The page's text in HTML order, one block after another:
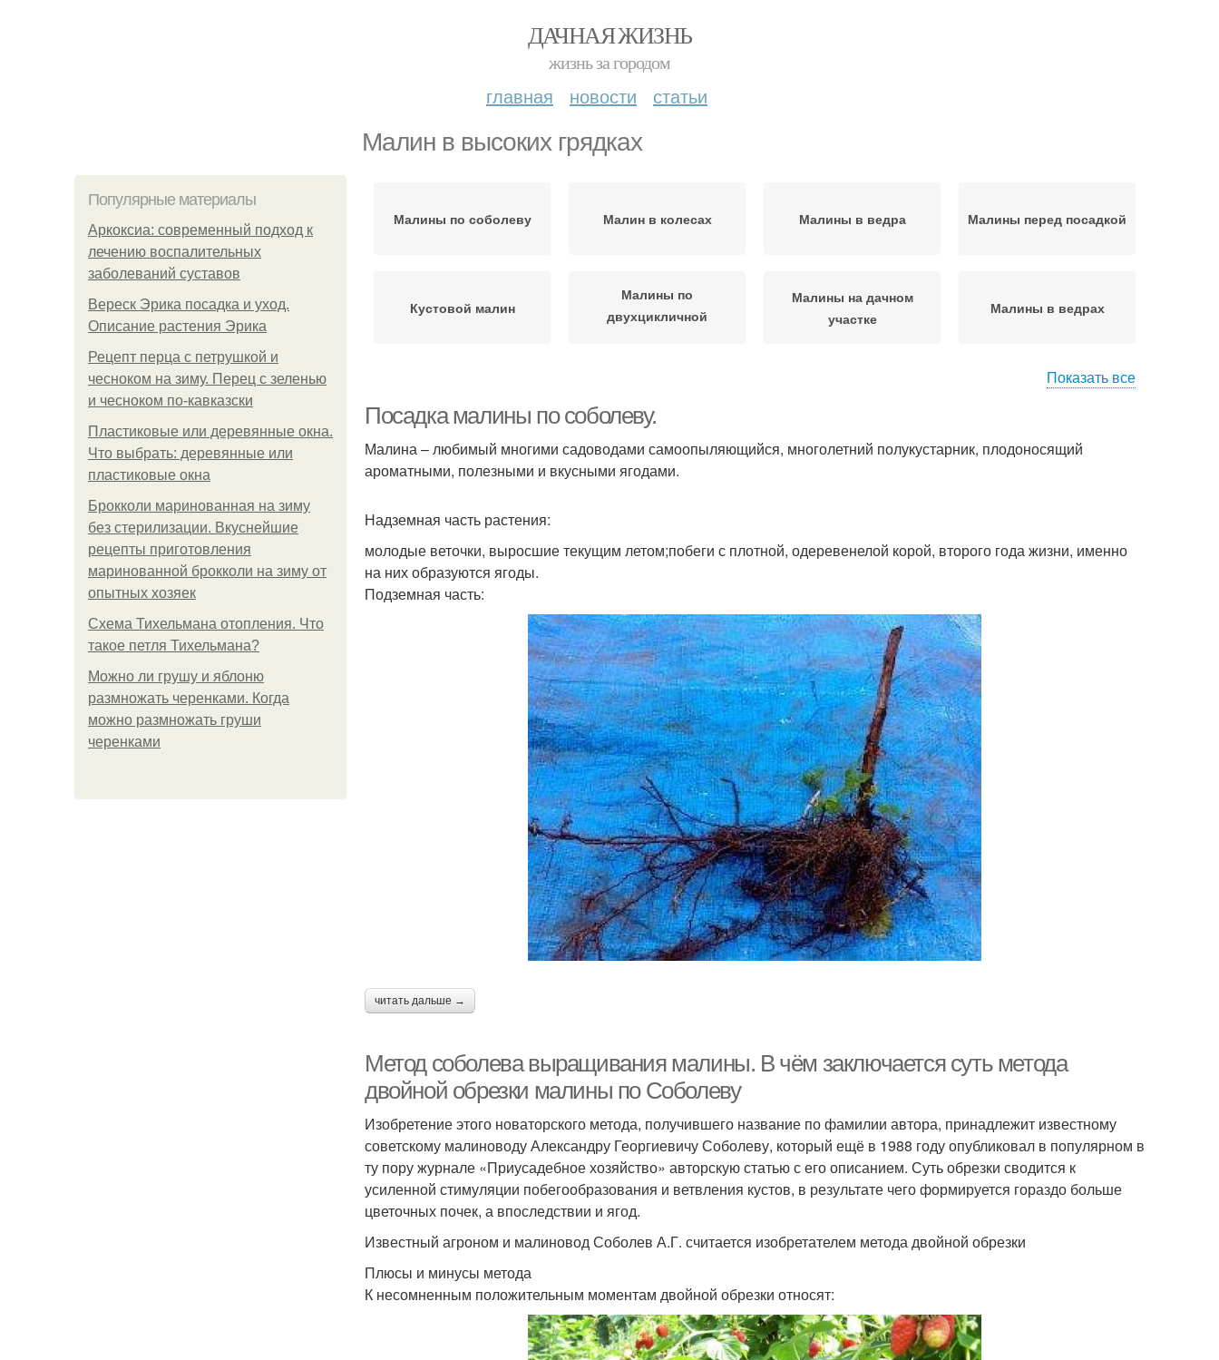
ДАЧНАЯ ЖИЗНЬ
жизнь за городом
главная новости статьи
Малин в высоких грядках
Популярные материалы
Аркоксиа: современный подход к
лечению воспалительных
заболеваний суставов
Вереск Эрика посадка и уход.
Описание растения Эрика
Рецепт перца с петрушкой и
чесноком на зиму. Перец с зеленью
и чесноком по-кавказски
Пластиковые или деревянные окна.
Что выбрать: деревянные или
пластиковые окна
Брокколи маринованная на зиму
без стерилизации. Вкуснейшие
рецепты приготовления
маринованной брокколи на зиму от
опытных хозяек
Схема Тихельмана отопления. Что
такое петля Тихельмана?
Можно ли грушу и яблоню
размножать черенками. Когда
можно размножать груши
черенками
Малины по соболеву Малин в колесах Малины в ведра Малины перед посадкой
Кустовой малин
Малины по
двухцикличной
Малины на дачном
участке
Малины в ведрах
Показать все
Посадка малины по соболеву.
Малина – любимый многими садоводами самоопыляющийся, многолетний полукустарник, плодоносящий
ароматными, полезными и вкусными ягодами.
Надземная часть растения:
молодые веточки, выросшие текущим летом;побеги с плотной, одеревенелой корой, второго года жизни, именно
на них образуются ягоды.
Подземная часть:
читать дальше →
Метод соболева выращивания малины. В чём заключается суть метода
двойной обрезки малины по Соболеву
Изобретение этого новаторского метода, получившего название по фамилии автора, принадлежит известному
советскому малиноводу Александру Георгиевичу Соболеву, который ещё в 1988 году опубликовал в популярном в
ту пору журнале «Приусадебное хозяйство» авторскую статью с его описанием. Суть обрезки сводится к
усиленной стимуляции побегообразования и ветвления кустов, в результате чего формируется гораздо больше
цветочных почек, а впоследствии и ягод.
Известный агроном и малиновод Соболев А.Г. считается изобретателем метода двойной обрезки
Плюсы и минусы метода
К несомненным положительным моментам двойной обрезки относят: